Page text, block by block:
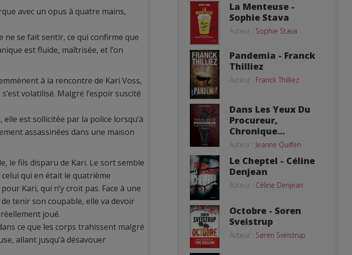
avec un opus à quatre mains,
se fait sentir, ce qui confirme que
est fluide, maîtrisée, et l’on
à la rencontre de Kari Voss,
volatilisé. Malgré l’espoir suscité
est sollicitée par la police lorsqu’à
assassinées dans une maison
le fils disparu de Kari. Le sort semble
qui en était le quatrième
Kari, qui n’y croit pas. Face à une
tenir son coupable, elle va devoir
joué.
ce que les corps trahissent malgré
allant jusqu’à désavouer
La Menteuse -
Sophie Stava
Auteur : Sophie Stava
Pandemia - Franck
Thilliez
Auteur : Franck Thilliez
Dans Les Yeux Du
Procureur,
Chronique...
Auteur : Jeanne Quilfen
Le Cheptel - Céline
Denjean
Auteur : Céline Denjean
Octobre - Soren
Sveistrup
Auteur : Søren Sveistrup